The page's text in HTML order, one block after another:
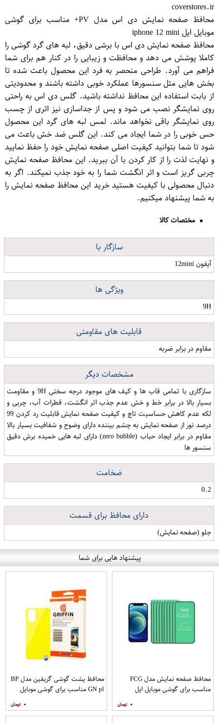
coverstores.ir
محافظ صفحه نمایش دی اس مدل PV+ مناسب برای گوشی
موبایل اپل iphone 12 mini
محافظ صفحه نمایش دی اس با برشی دقیق، لبه های گرد گوشی را
کاملا پوشش می دهد و محافظت و زیبایی را در کنار هم برای شما
فراهم می آورد. طراحی منحصر به فرد این محصول باعث شده تا
بخش هایی مثل سنسورها عملکرد خوبی داشته باشند و محدودیتی
از بابت استفاده این محافظ نداشته باشید. گلس دی اس به راحتی
روی نمایشگر نصب می شود و پس از جداسازی نیز اثری از چسب
روی نمایشگر باقی نخواهد ماند. لمس لبه های گرد این محصول
حس خوبی را در شما ایجاد می کند. این گلس ضد خش باعث می
شود تا شما بتوانید کیفیت اصلی صفحه نمایش خود را حفظ نمایید
و نهایت لذت را از کار کردن با آن ببرید. این محافظ صفحه نمایش
چربی گریز است و اثر انگشت شما را به خود جذب نمیکند. اگر به
دنبال محصولی با کیفیت هستید خرید این محافظ صفحه نمایش را
به شما پیشنهاد میکنیم.
مختصات کالا
سازگار با
آیفون 12mini
ویژگی ها
9H
قابلیت های مقاومتی
مقاوم در برابر ضربه
مشخصات دیگر
سازگاری با تمامی قاب ها و کیف های موجود درجه سختی 9H و مقاومت
بسیار بالا در برابر خط و خش عدم جذب اثر انگشت، قطرات آب، چربی و
لکه عدم کاهش حساسیت تاچ و کیفیت صفحه نمایش قابلیت رد کردن 99
درصد نور از صفحه نمایش به چشم بیننده دارای وضوح و شفافیت بسیار بالا
مقاوم در برابر ایجاد حباب (zero bubble) دارای لبه هایی خمیده برش دقیق
سنسور ها
ضخامت
0.2
دارای محافظ برای قسمت
جلو (صفحه نمایش)
پیشنهاد هایی برای شما
محافظ صفحه نمایش مدل FCG
مناسب برای گوشی موبایل اپل
۰
محافظ پشت گوشی گریفین مدل BP
GN pl مناسب برای گوشی موبایل
۰